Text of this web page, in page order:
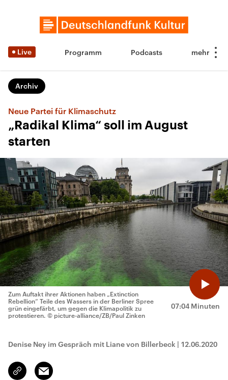
Live Programm Podcasts
Archiv
Neue Partei für Klimaschutz
„Radikal Klima“ soll im August
starten
07:04 Minuten
Zum Auftakt ihrer Aktionen haben „Extinction
Rebellion“ Teile des Wassers in der Berliner Spree
grün eingefärbt, um gegen die Klimapolitik zu
protestieren. © picture-alliance/ZB/Paul Zinken
Denise Ney im Gespräch mit Liane von Billerbeck | 12.06.2020
Link
kopieren/teilen
Email